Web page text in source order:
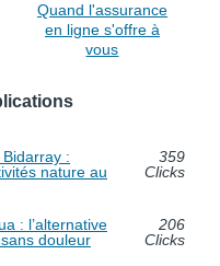
Quand l'assurance
en ligne s'offre à
vous
:
nature au
359
Clicks
: l’alternative
douleur
206
Clicks